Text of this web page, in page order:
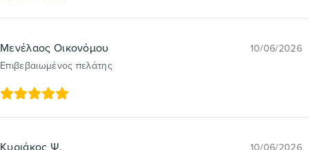
Μενέλαος Οικονόμου
Επιβεβαιωμένος πελάτης
10/06/2026
Κυριάκος Ψ. 10/06/2026